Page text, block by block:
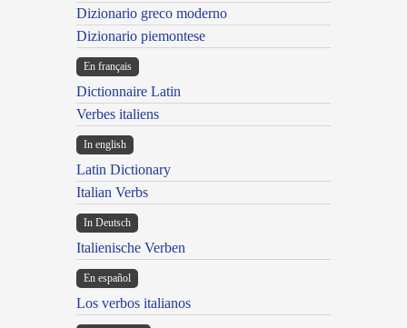
Dizionario greco moderno
Dizionario piemontese
En français
Dictionnaire Latin
Verbes italiens
In english
Latin Dictionary
Italian Verbs
In Deutsch
Italienische Verben
En español
Los verbos italianos